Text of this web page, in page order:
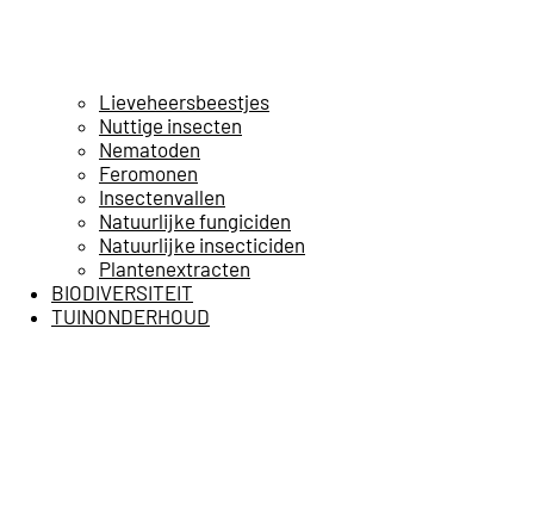
Lieveheersbeestjes
Nuttige insecten
Nematoden
Feromonen
Insectenvallen
Natuurlijke fungiciden
Natuurlijke insecticiden
Plantenextracten
BIODIVERSITEIT
TUINONDERHOUD